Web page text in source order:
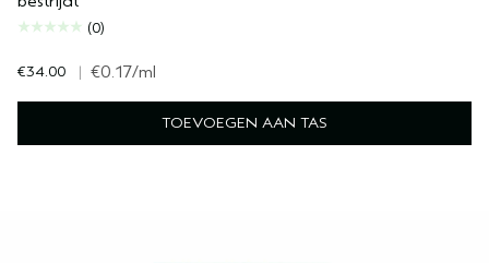
(0)
€34.00 | €0.17/ml
TOEVOEGEN AAN TAS